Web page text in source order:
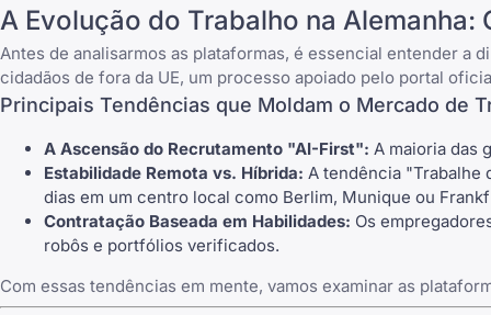
A Evolução do Trabalho na Alemanha:
Antes de analisarmos as plataformas, é essencial entender a
cidadãos de fora da UE, um processo apoiado pelo portal
Principais Tendências que Moldam o Mercado de
A Ascensão do Recrutamento "AI-First": A maioria das
Estabilidade Remota vs. Híbrida: A tendência "Trabalhe
dias em um centro local como Berlim, Munique ou
Contratação Baseada em Habilidades: Os
robôs e portfólios verificados.
Com essas tendências em mente, vamos examinar as